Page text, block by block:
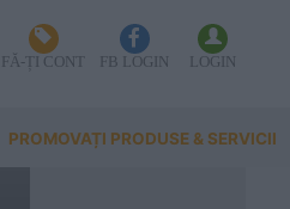
FĂ-ȚI CONT FB LOGIN LOGIN
PROMOVAȚI PRODUSE & SERVICII